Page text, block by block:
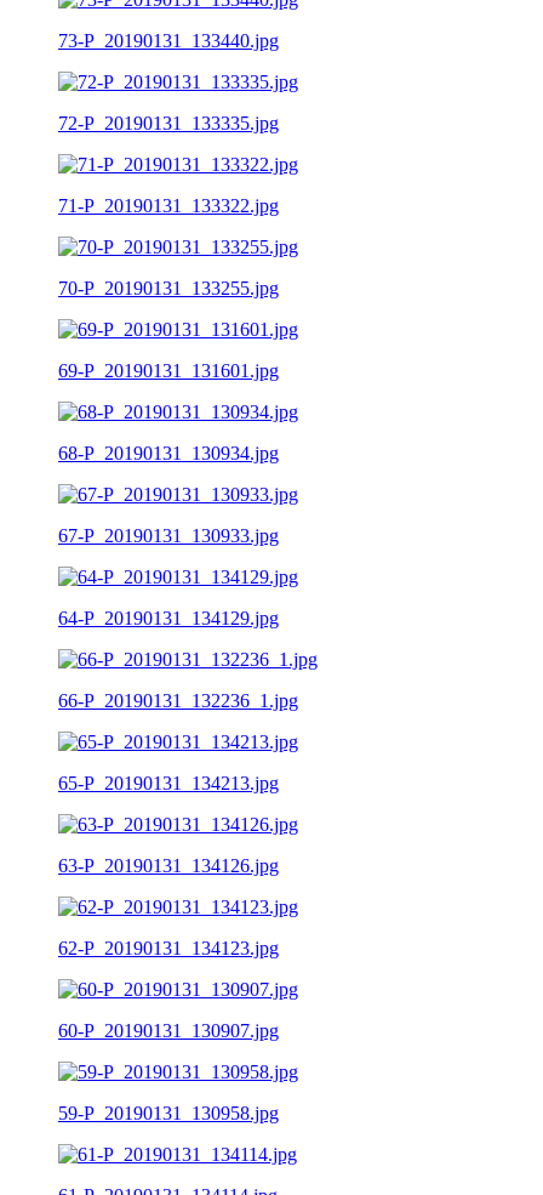
73-P_20190131_133440.jpg
72-P_20190131_133335.jpg
71-P_20190131_133322.jpg
70-P_20190131_133255.jpg
69-P_20190131_131601.jpg
68-P_20190131_130934.jpg
67-P_20190131_130933.jpg
64-P_20190131_134129.jpg
66-P_20190131_132236_1.jpg
65-P_20190131_134213.jpg
63-P_20190131_134126.jpg
62-P_20190131_134123.jpg
60-P_20190131_130907.jpg
59-P_20190131_130958.jpg